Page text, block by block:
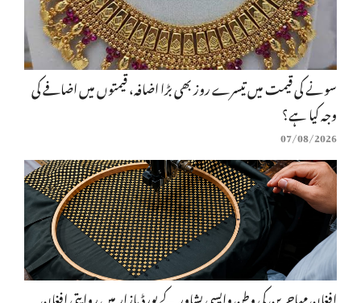
سونے کی قیمت میں تیسرے روز بھی بڑا اضافہ، قیمتوں میں اضافے کی
وجہ کیا ہے؟
07/08/2026